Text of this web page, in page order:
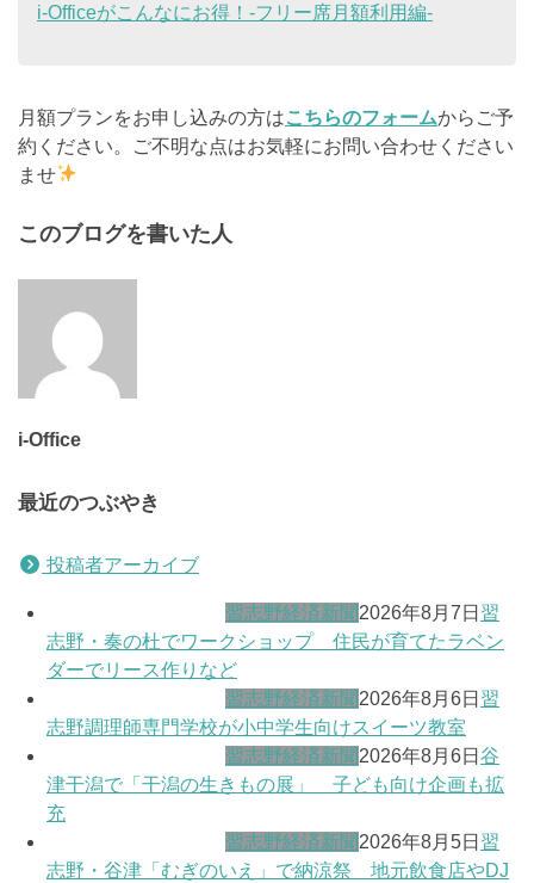
i-Officeがこんなにお得！-フリー席月額利用編-
月額プランをお申し込みの方はこちらのフォームからご予
約ください。ご不明な点はお気軽にお問い合わせください
ませ
このブログを書いた人
i-Office
最近のつぶやき
投稿者アーカイブ
習志野経済新聞2026年8月7日 習
志野・奏の杜でワークショップ 住民が育てたラベン
ダーでリース作りなど
習志野経済新聞2026年8月6日 習
志野調理師専門学校が小中学生向けスイーツ教室
習志野経済新聞2026年8月6日 谷
津干潟で「干潟の生きもの展」 子ども向け企画も拡
充
習志野経済新聞2026年8月5日 習
志野・谷津「むぎのいえ」で納涼祭 地元飲食店やDJ